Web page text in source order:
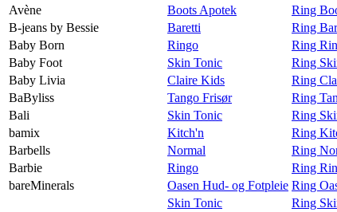
Avène
Boots Apotek Ring
B-jeans by Bessie
Baretti Ring
Baby Born
Ringo Ring
Baby Foot
Skin Tonic Ring
Baby Livia
Claire Kids Ring
BaByliss
Tango Frisør Ring
Bali
Skin Tonic Ring
bamix
Kitch'n Ring
Barbells
Normal Ring
Barbie
Ringo Ring
bareMinerals
Oasen Hud- og Fotpleie Ring
Skin Tonic
Ring